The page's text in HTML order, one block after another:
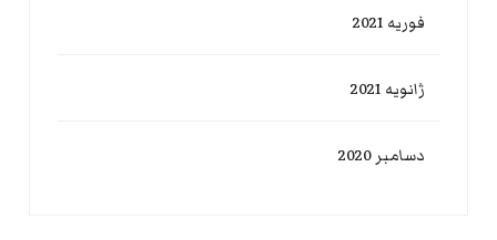
فوریه 2021
ژانویه 2021
دسامبر 2020